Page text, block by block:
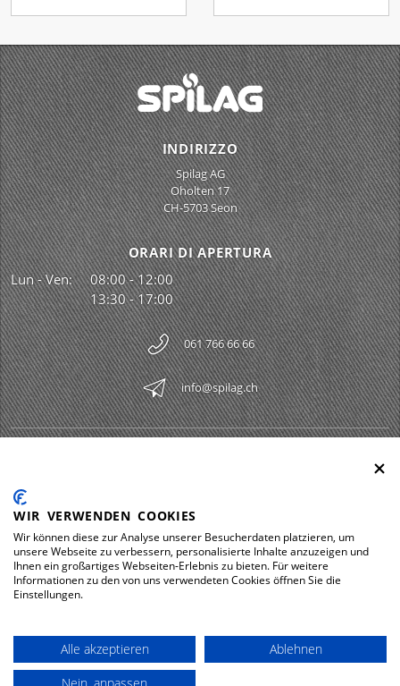
INDIRIZZO
Spilag AG
Oholten 17
CH-5703 Seon
ORARI DI APERTURA
Lun - Ven:
08:00 - 12:00
13:30 - 17:00
061 766 66 66
info@spilag.ch
LEGAL
DOWNLOADS
© 2026 Spilag AG
WIR VERWENDEN COOKIES
Wir können diese zur Analyse unserer Besucherdaten platzieren, um
unsere Webseite zu verbessern, personalisierte Inhalte anzuzeigen und
Ihnen ein großartiges Webseiten-Erlebnis zu bieten. Für weitere
Informationen zu den von uns verwendeten Cookies öffnen Sie die
Einstellungen.
Alle akzeptieren
Ablehnen